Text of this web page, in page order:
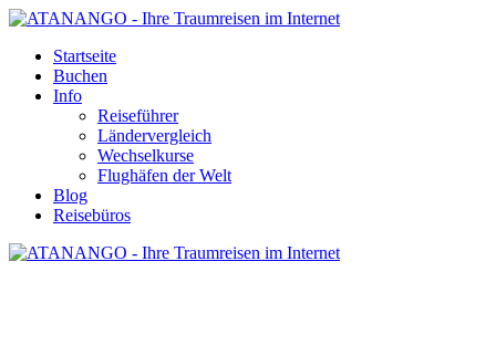
Startseite
Buchen
Info
Reiseführer
Ländervergleich
Wechselkurse
Flughäfen der Welt
Blog
Reisebüros